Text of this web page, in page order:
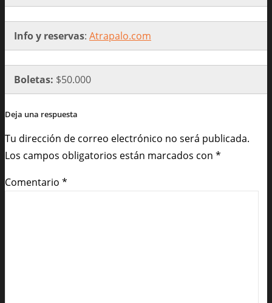
Info y reservas: Atrapalo.com
Boletas: $50.000
Deja una respuesta
Tu dirección de correo electrónico no será publicada.
Los campos obligatorios están marcados con *
Comentario *